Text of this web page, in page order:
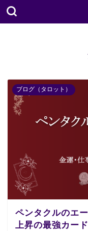
ブログ（タロット）
ペンタクルのエ
上昇の最強カー